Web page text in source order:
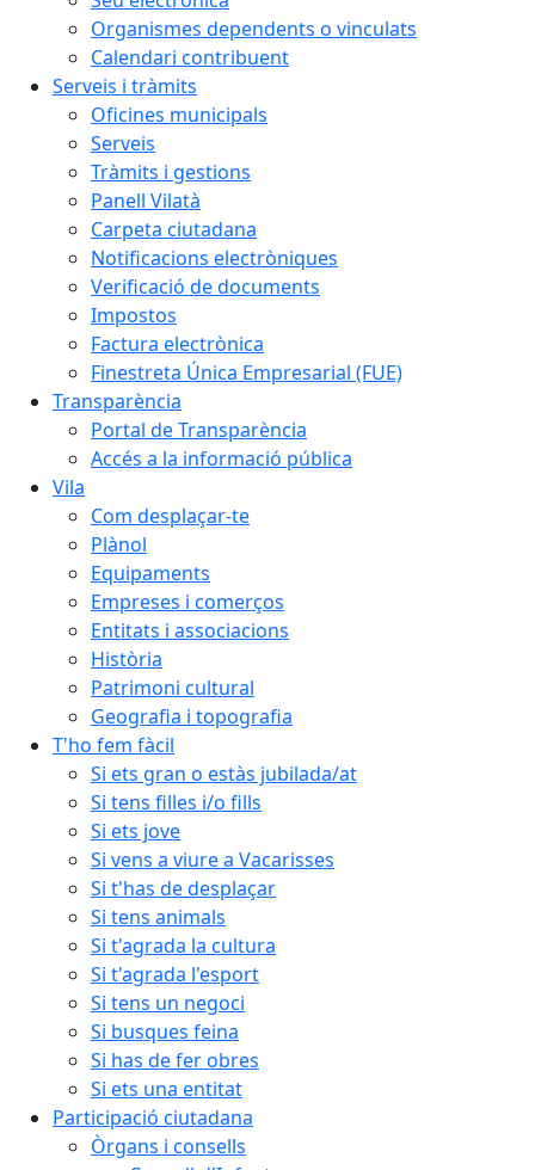
Organismes dependents o vinculats
Calendari contribuent
Serveis i tràmits
Oficines municipals
Serveis
Tràmits i gestions
Panell Vilatà
Carpeta ciutadana
Notificacions electròniques
Verificació de documents
Impostos
Factura electrònica
Finestreta Única Empresarial (FUE)
Transparència
Portal de Transparència
Accés a la informació pública
Vila
Com desplaçar-te
Plànol
Equipaments
Empreses i comerços
Entitats i associacions
Història
Patrimoni cultural
Geografia i topografia
T'ho fem fàcil
Si ets gran o estàs jubilada/at
Si tens filles i/o fills
Si ets jove
Si vens a viure a Vacarisses
Si t'has de desplaçar
Si tens animals
Si t'agrada la cultura
Si t'agrada l'esport
Si tens un negoci
Si busques feina
Si has de fer obres
Si ets una entitat
Participació ciutadana
Òrgans i consells